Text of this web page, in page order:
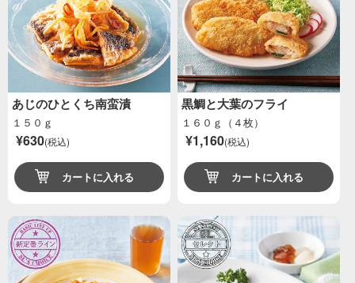
あじのひとくち南蛮漬
１５０ｇ
¥630(税込)
カートに入れる
黒鯛と大葉のフライ
１６０ｇ（４枚）
¥1,160(税込)
カートに入れる